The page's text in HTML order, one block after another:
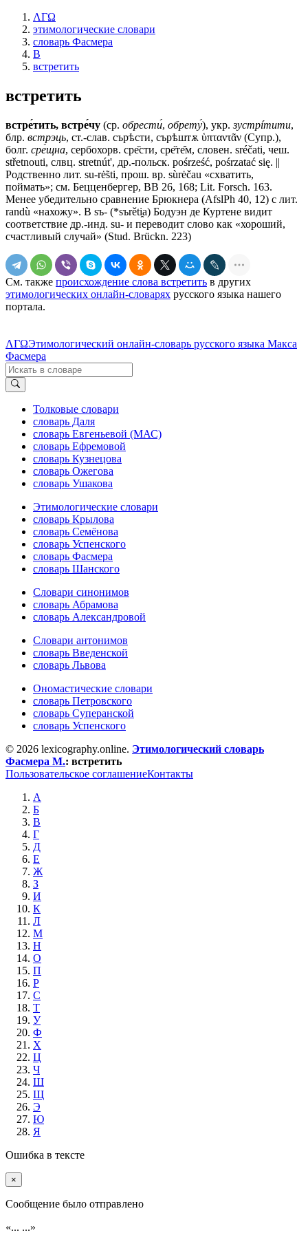
ΛΓΩ
этимологические словари
словарь Фасмера
В
встретить
встретить
встре́тить, встре́чу (ср. обрести́, обрету́), укр.зустрíтити,
блр. встрэць, ст.-слав. сърѣсти, сърѣштѫ ὑπταντᾶν (Супр.),
болг. сре́щна, сербохорв. сре̏сти, сре̏те̑м, словен. sréčati, чеш.
střetnouti, слвц. stretnút', др.-польск. pośrześć, pośrzatać się. ||
Родственно лит. su-rė̃sti, прош. вр. sùrėčau «схватить,
поймать»; см. Бецценбергер, ВВ 26, 168; Lit. Forsch. 163.
Менее убедительно сравнение Брюкнера (AfslPh 40, 12) с лит.
randù «нахожу». В sъ- (*sъrěti̯a) Бодуэн де Куртене видит
соответствие др.-инд. su- и переводит слово как «хороший,
счастливый случай» (Stud. Brückn. 223)
См. также происхождение слова встретить в других
этимологических онлайн-словарях русского языка нашего
портала.
ΛΓΩЭтимологический онлайн-словарь русского языка Макса
Фасмера
Толковые словари
словарь Даля
словарь Евгеньевой (МАС)
словарь Ефремовой
словарь Кузнецова
словарь Ожегова
словарь Ушакова
Этимологические словари
словарь Крылова
словарь Семёнова
словарь Успенского
словарь Фасмера
словарь Шанского
Словари синонимов
словарь Абрамова
словарь Александровой
Словари антонимов
словарь Введенской
словарь Львова
Ономастические словари
словарь Петровского
словарь Суперанской
словарь Успенского
© 2026 lexicography.online. Этимологический словарь
Фасмера М.: встретить
Пользовательское соглашениеКонтакты
А
Б
В
Г
Д
Е
Ж
З
И
К
Л
М
Н
О
П
Р
С
Т
У
Ф
Х
Ц
Ч
Ш
Щ
Э
Ю
Я
Ошибка в тексте
×
Cообщение было отправлено
«... ...»